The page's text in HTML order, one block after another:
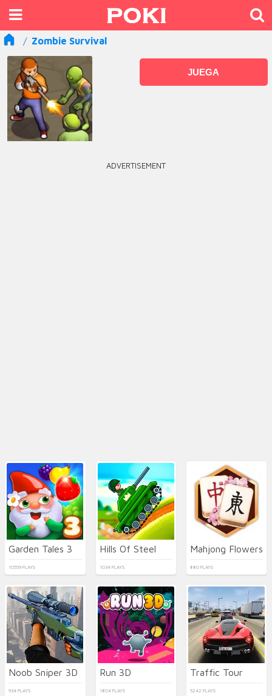
Zombie Survival
JUEGA
ADVERTISEMENT
Garden Tales 3
10559 PLAYS
Hills Of Steel
1034 PLAYS
Mahjong Flowers
880 PLAYS
Noob Sniper 3D
934 PLAYS
Run 3D
1804 PLAYS
Traffic Tour
5242 PLAYS